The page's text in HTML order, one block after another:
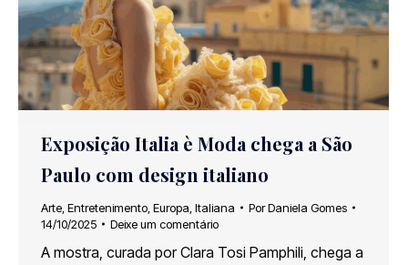
Exposição Italia è Moda chega a São
Paulo com design italiano
Arte Entretenimento Europa Italiana PorDaniela Gomes
14/10/2025
Deixe um comentário
A mostra, curada por Clara Tosi Pamphili, chega a